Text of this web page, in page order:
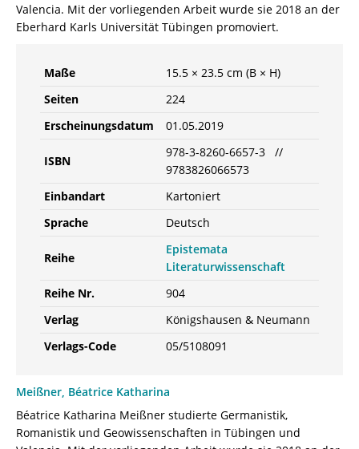
Valencia. Mit der vorliegenden Arbeit wurde sie 2018 an der
Eberhard Karls Universität Tübingen promoviert.
Maße
15.5 × 23.5 cm (B × H)
Seiten
224
Erscheinungsdatum
01.05.2019
ISBN
978-3-8260-6657-3 //
9783826066573
Einbandart
Kartoniert
Sprache
Deutsch
Reihe
Epistemata
Literaturwissenschaft
Reihe Nr.
904
Verlag
Königshausen & Neumann
Verlags-Code
05/5108091
Meißner, Béatrice Katharina
Béatrice Katharina Meißner studierte Germanistik,
Romanistik und Geowissenschaften in Tübingen und